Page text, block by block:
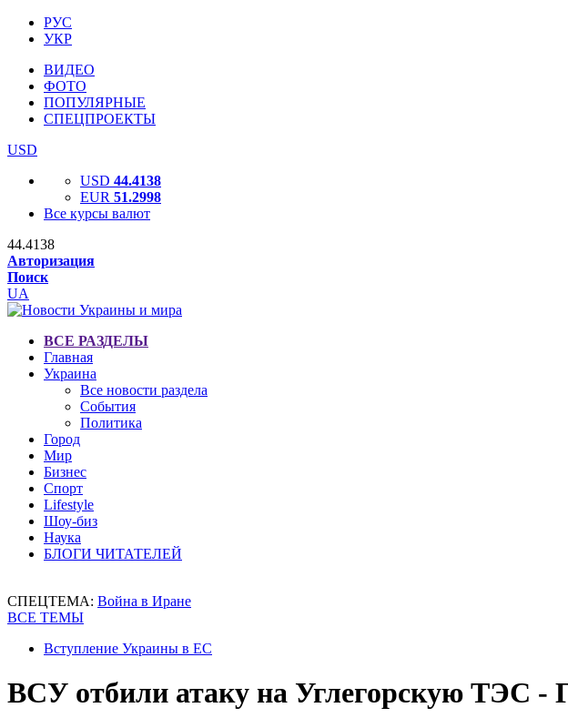
РУС
УКР
ВИДЕО
ФОТО
ПОПУЛЯРНЫЕ
СПЕЦПРОЕКТЫ
USD
USD 44.4138
EUR 51.2998
Все курсы валют
44.4138
Авторизация
Поиск
UA
ВСЕ РАЗДЕЛЫ
Главная
Украина
Все новости раздела
События
Политика
Город
Мир
Бизнес
Спорт
Lifestyle
Шоу-биз
Наука
БЛОГИ ЧИТАТЕЛЕЙ
СПЕЦТЕМА: Война в Иране
ВСЕ ТЕМЫ
Вступление Украины в ЕС
ВСУ отбили атаку на Углегорскую ТЭС -